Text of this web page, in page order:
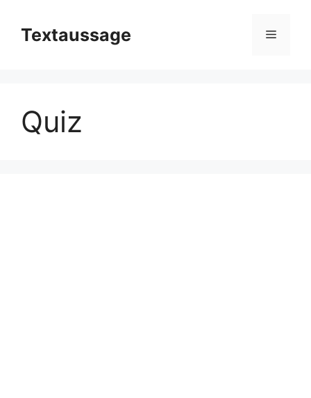
Inhalt
springen
Textaussage Menü
Quiz